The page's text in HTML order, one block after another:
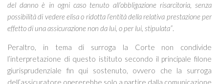
del danno è in ogni caso tenuto all’obbligazione risarcitoria, senza
possibilità di vedere elisa o ridotta l’entità della relativa prestazione per
effetto di una assicurazione non da lui, o per lui, stipulata”.
Peraltro, in tema di surroga la Corte non condivide
l’interpretazione di questo istituto secondo il principale filone
giurisprudenziale fin qui sostenuto, ovvero che la surroga
dell’assicuratore opererebbe solo a partire dalla comunicazione